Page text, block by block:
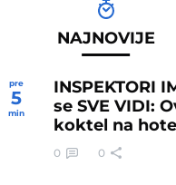
NAJNOVIJE
pre
5
min
INSPEKTORI
se SVE VIDI:
koktel na
0 0